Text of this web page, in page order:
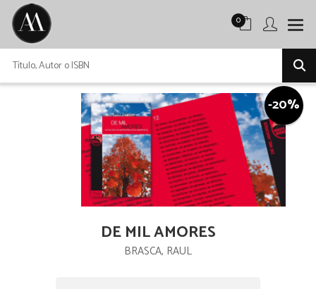
0
-20%
DE MIL AMORES
BRASCA, RAUL